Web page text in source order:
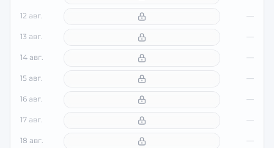
12 авг. —
13 авг. —
14 авг. —
15 авг. —
16 авг. —
17 авг. —
18 авг. —